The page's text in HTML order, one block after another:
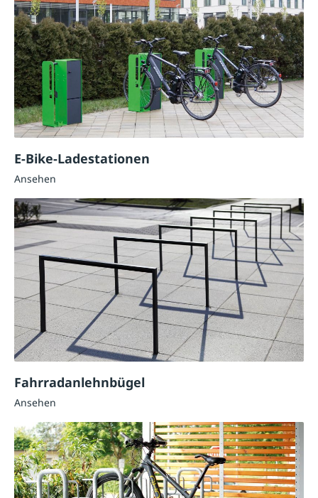
E-Bike-Ladestationen
Ansehen
Fahrradanlehnbügel
Ansehen